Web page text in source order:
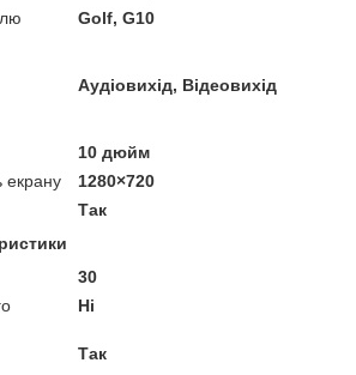
Golf, G10
Аудіовихід, Відеовихід
10 дюйм
екрану
1280×720
Так
30
Ні
Так